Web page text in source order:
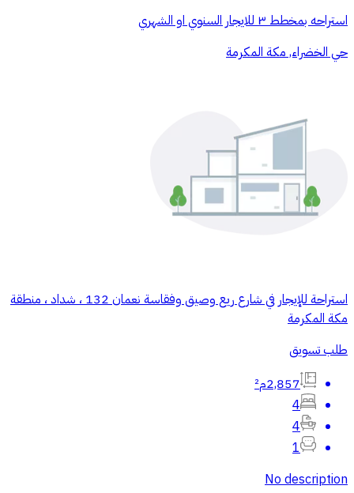
استراحه بمخطط ٣ للايجار السنوي او الشهري
حي الخضراء, مكة المكرمة
استراحة للإيجار في شارع ريع وصيق وفقاسة نعمان 132 ، شداد ، منطقة
مكة المكرمة
طلب تسويق
2,857م²
4
4
1
No description